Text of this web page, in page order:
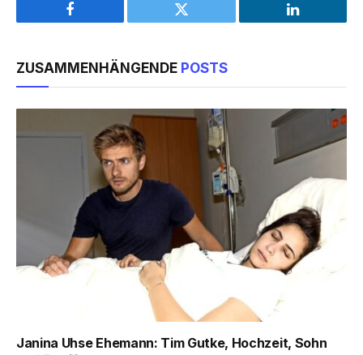
Facebook Twitter LinkedIn
ZUSAMMENHÄNGENDE POSTS
Janina Uhse Ehemann: Tim Gutke, Hochzeit, Sohn